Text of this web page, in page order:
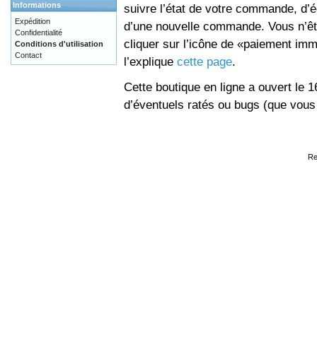
suivre l’état de votre commande,
d’une nouvelle commande. Vous
cliquer sur l’icône de «paiement
l’explique cette page.
Cette boutique en ligne a ouvert le
d’éventuels ratés ou bugs (que
Informations
Expédition
Confidentialité
Conditions d'utilisation
Contact